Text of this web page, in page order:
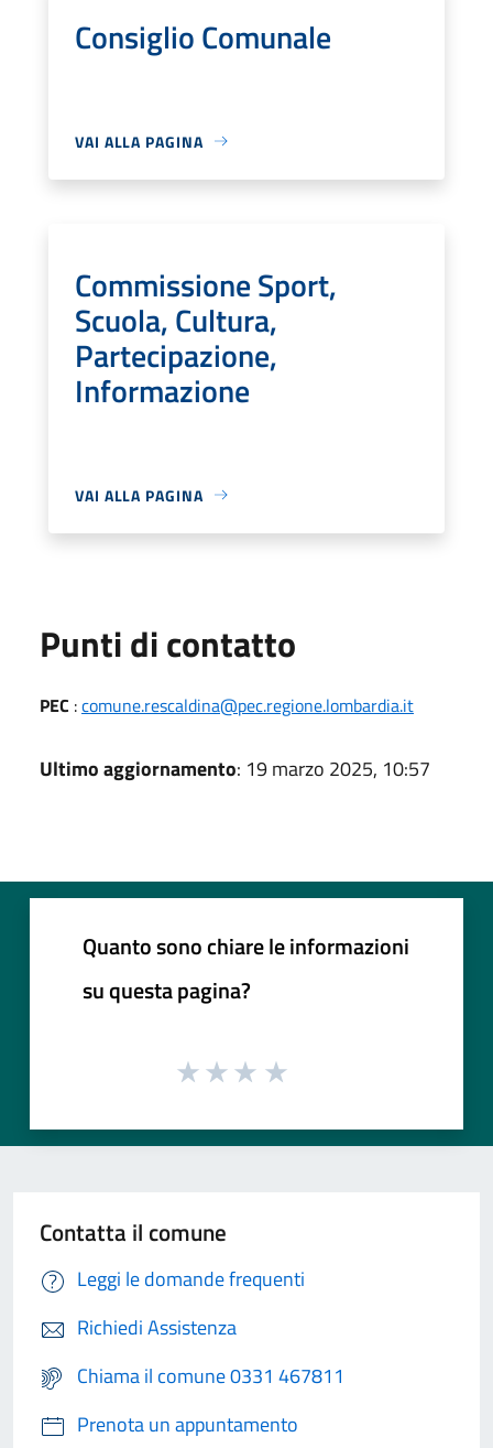
Consiglio Comunale
VAI ALLA PAGINA
Commissione Sport,
Scuola, Cultura,
Partecipazione,
Informazione
VAI ALLA PAGINA
Punti di contatto
PEC :comune.rescaldina@pec.regione.lombardia.it
Ultimo aggiornamento: 19 marzo 2025, 10:57
Quanto sono chiare le informazioni
su questa pagina?
Contatta il comune
Leggi le domande frequenti
Richiedi Assistenza
Chiama il comune 0331 467811
Prenota un appuntamento